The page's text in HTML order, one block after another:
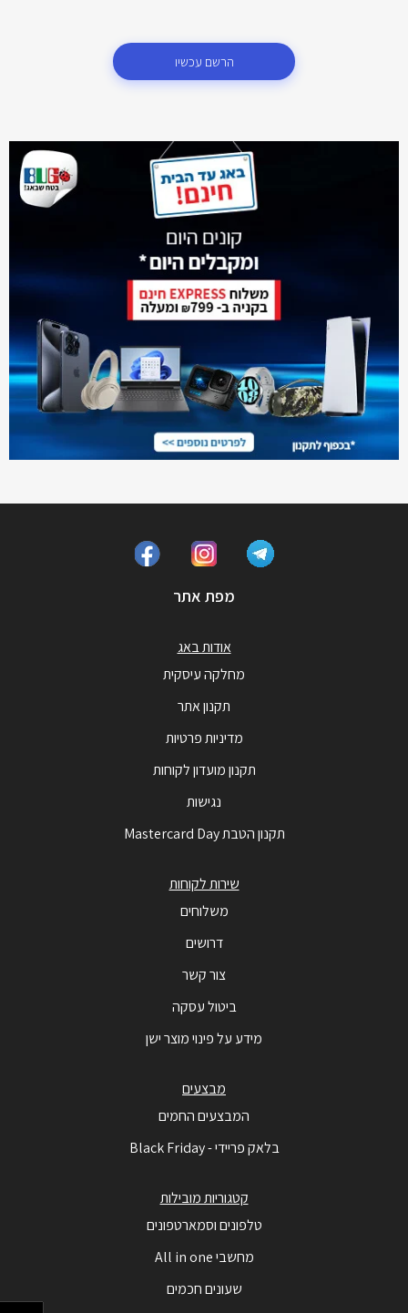
הרשם עכשיו
מפת אתר
אודות באג
מחלקה עיסקית
תקנון אתר
מדיניות פרטיות
תקנון מועדון לקוחות
נגישות
תקנון הטבת Mastercard Day
שירות לקוחות
משלוחים
דרושים
צור קשר
ביטול עסקה
מידע על פינוי מוצר ישן
מבצעים
המבצעים החמים
בלאק פריידי - Black Friday
קטגוריות מובילות
טלפונים וסמארטפונים
מחשבי All in one
שעונים חכמים